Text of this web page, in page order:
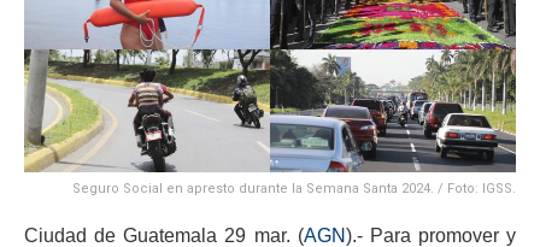
Seguro Social en apresto durante la Semana Santa 2024. / Foto: IGSS.
Ciudad de Guatemala 29 mar. (AGN).- Para promover y